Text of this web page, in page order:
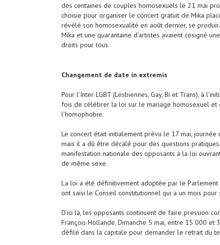
des centaines de couples homosexuels le 21 mai
choisie pour organiser le concert gratuit de Mika
révélé son homosexualité en août dernier, se
Mika et une quarantaine d’artistes avaient cosigné
droits pour tous.
Changement de date in extremis
Pour l’Inter LGBT (Lesbiennes, Gay, Bi et Trans), à
fois de célébrer la loi sur le mariage homosexuel
l’homophobie.
Le concert était initialement prévu le 17 mai,
mais il a dû être décalé pour des questions
manifestation nationale des opposants à la loi
de même sexe.
La loi a été définitivement adoptée par le
ont saisi le Conseil constitutionnel qui a un mois pour
D’ici là, les opposants continuent de faire pression
François Hollande. Dimanche 5 mai, entre 15 000
défilé dans la capitale pour demander le retrait du